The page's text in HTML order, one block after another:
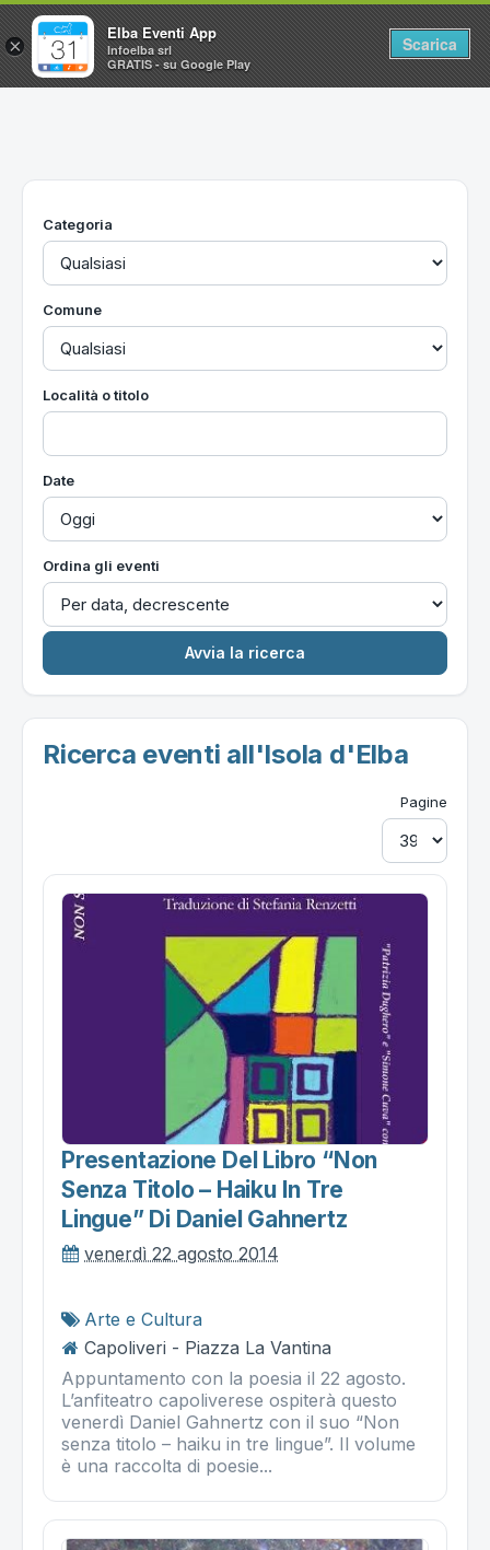
Home
Utilità
Categoria
Comune
Località o titolo
Date
Ordina gli eventi
Ricerca eventi all'Isola d'Elba
Pagine
Presentazione Del Libro “non
Senza Titolo – Haiku In Tre
Lingue” Di Daniel Gahnertz
venerdì 22 agosto 2014
Arte e Cultura
Capoliveri - Piazza La Vantina
Appuntamento con la poesia il 22 agosto.
L’anfiteatro capoliverese ospiterà questo
venerdì Daniel Gahnertz con il suo “Non
senza titolo – haiku in tre lingue”. Il volume
è una raccolta di poesie...
×
Elba Eventi App
Infoelba srl
GRATIS - su Google Play
Scarica